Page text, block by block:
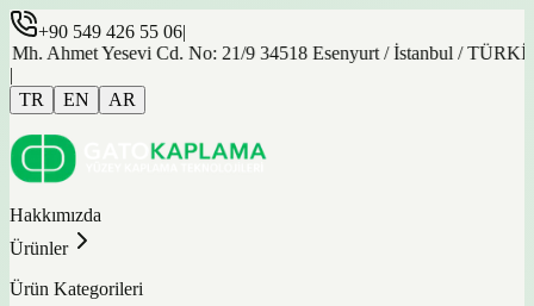
+90 549 426 55 06|
Ahmet Yesevi Cd. No: 21/9 34518 Esenyurt / İstanbul / TÜRKİYE
|
TR
EN AR
Hakkımızda
Ürünler
Ürün Kategorileri